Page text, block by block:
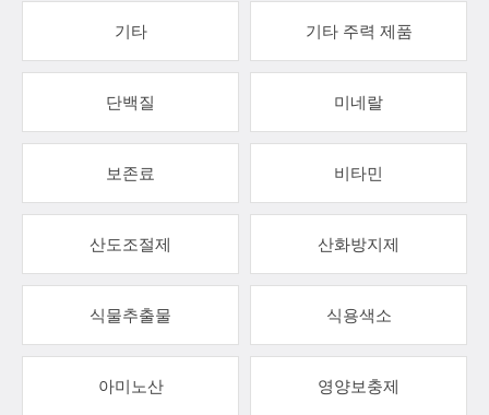
기타 기타 주력 제품
단백질 미네랄
보존료 비타민
산도조절제 산화방지제
식물추출물 식용색소
아미노산 영양보충제